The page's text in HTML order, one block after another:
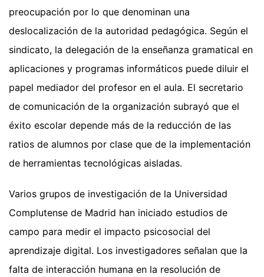
preocupación por lo que denominan una
deslocalización de la autoridad pedagógica. Según el
sindicato, la delegación de la enseñanza gramatical en
aplicaciones y programas informáticos puede diluir el
papel mediador del profesor en el aula. El secretario
de comunicación de la organización subrayó que el
éxito escolar depende más de la reducción de las
ratios de alumnos por clase que de la implementación
de herramientas tecnológicas aisladas.
Varios grupos de investigación de la Universidad
Complutense de Madrid han iniciado estudios de
campo para medir el impacto psicosocial del
aprendizaje digital. Los investigadores señalan que la
falta de interacción humana en la resolución de